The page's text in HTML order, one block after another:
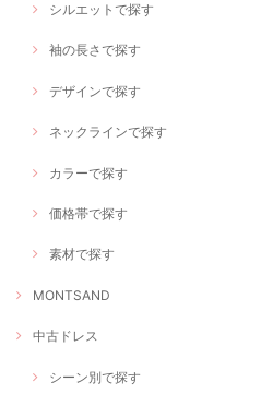
シルエットで探す
袖の長さで探す
デザインで探す
ネックラインで探す
カラーで探す
価格帯で探す
素材で探す
MONTSAND
中古ドレス
シーン別で探す